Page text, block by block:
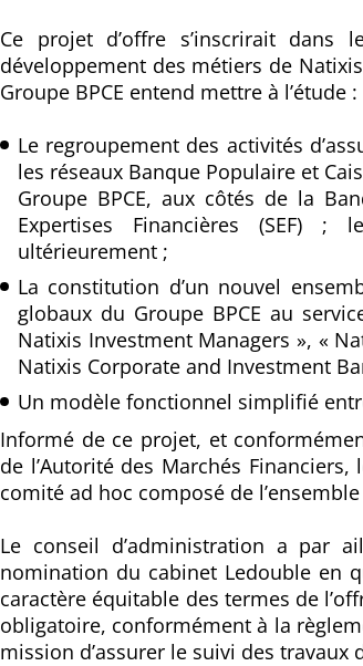
Ce projet d’offre s’inscrirait
développement des métiers de
Groupe BPCE entend mettre à l’étude :
Le regroupement des activités
les réseaux Banque Populaire et
Groupe BPCE, aux côtés de la
Expertises Financières (SEF) ;
ultérieurement ;
La constitution d’un nouvel
globaux du Groupe BPCE au
Natixis Investment Managers », «
Natixis Corporate and Investment
Un modèle fonctionnel simplifié
Informé de ce projet, et
de l’Autorité des Marchés
comité ad hoc composé de
Le conseil d’administration a par
nomination du cabinet Ledouble en
caractère équitable des termes de
obligatoire, conformément à la
mission d’assurer le suivi des travaux